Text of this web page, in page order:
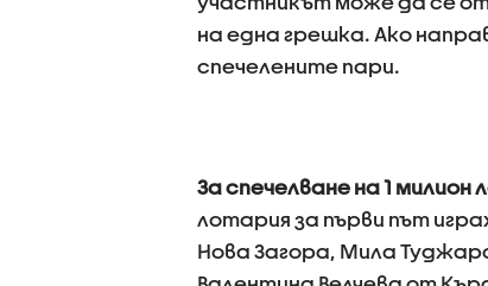
на една грешка. Ако
спечелените пари.
За спечелване на 1 милион
лотария за първи път
Нова Загора, Мила